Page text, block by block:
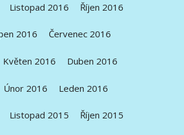
Listopad 2016 Říjen 2016
2016 Červenec 2016
Květen 2016 Duben 2016
Únor 2016 Leden 2016
Listopad 2015 Říjen 2015